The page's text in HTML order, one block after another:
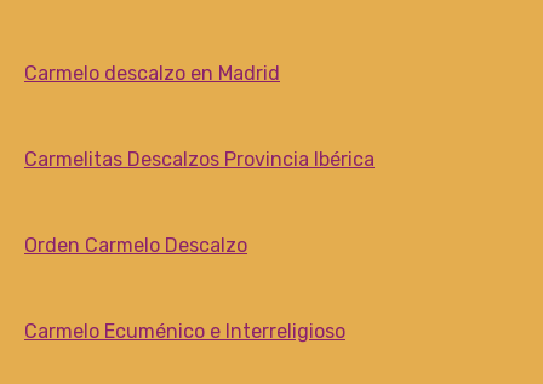
Carmelo descalzo en Madrid
Carmelitas Descalzos Provincia Ibérica
Orden Carmelo Descalzo
Carmelo Ecuménico e Interreligioso